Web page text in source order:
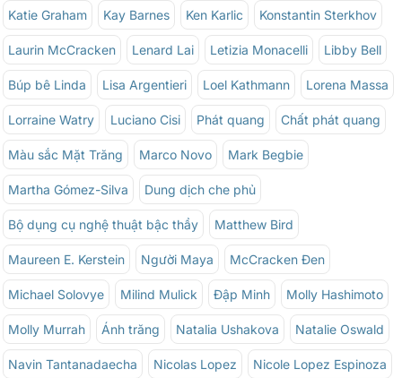
Katie Graham Kay Barnes Ken Karlic Konstantin Sterkhov
Laurin McCracken Lenard Lai Letizia Monacelli Libby Bell
Búp bê Linda Lisa Argentieri Loel Kathmann Lorena Massa
Lorraine Watry Luciano Cisi Phát quang Chất phát quang
Màu sắc Mặt Trăng Marco Novo Mark Begbie
Martha Gómez-Silva Dung dịch che phủ
Bộ dụng cụ nghệ thuật bậc thầy Matthew Bird
Maureen E. Kerstein Người Maya McCracken Đen
Michael Solovye Milind Mulick Đập Minh Molly Hashimoto
Molly Murrah Ánh trăng Natalia Ushakova Natalie Oswald
Navin Tantanadaecha Nicolas Lopez Nicole Lopez Espinoza